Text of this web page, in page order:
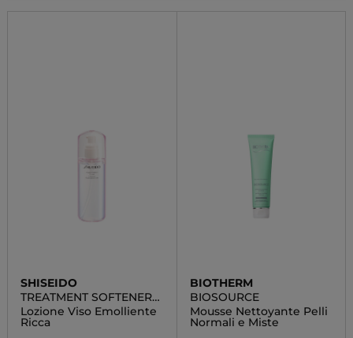
SHISEIDO
TREATMENT SOFTENER
ENRICHED
Lozione Viso Emolliente
Ricca
BIOTHERM
BIOSOURCE
Mousse Nettoyante Pelli
Normali e Miste